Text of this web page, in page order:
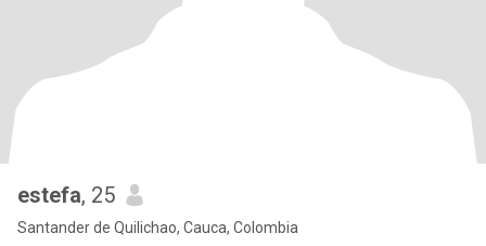
estefa, 25
Santander de Quilichao, Cauca, Colombia